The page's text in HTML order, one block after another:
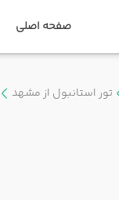
صفحه اصلی
تور استانبول از مشهد